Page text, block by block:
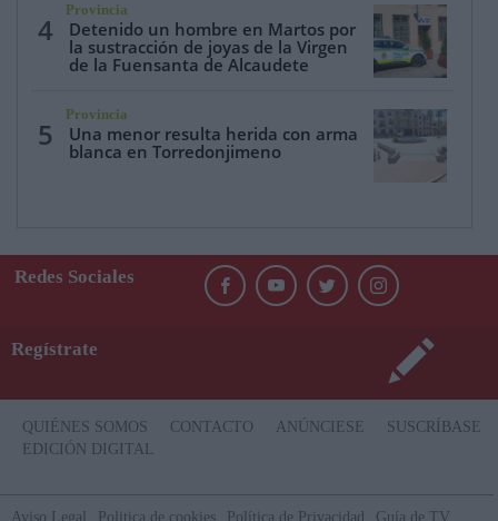
4
Provincia
Detenido un hombre en Martos por
la sustracción de joyas de la Virgen
de la Fuensanta de Alcaudete
5
Provincia
Una menor resulta herida con arma
blanca en Torredonjimeno
Redes Sociales
Regístrate
QUIÉNES SOMOS CONTACTO ANÚNCIESE
SUSCRÍBASE
EDICIÓN DIGITAL
Aviso Legal Politica de cookies Política de Privacidad Guía de TV